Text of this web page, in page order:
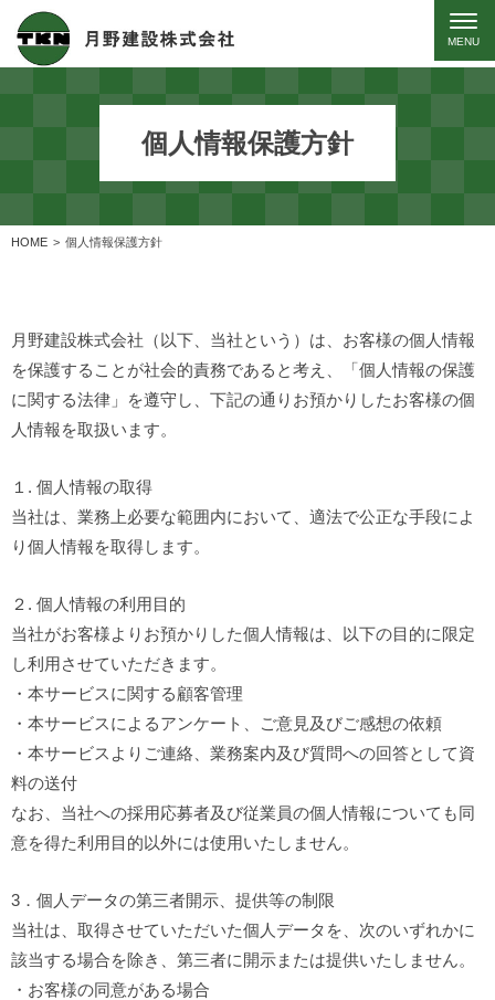
個人情報保護方針
HOME 個人情報保護方針
月野建設株式会社（以下、当社という）は、お客様の個人情報
を保護することが社会的責務であると考え、「個人情報の保護
に関する法律」を遵守し、下記の通りお預かりしたお客様の個
人情報を取扱います。
１. 個人情報の取得
当社は、業務上必要な範囲内において、適法で公正な手段によ
り個人情報を取得します。
２. 個人情報の利用目的
当社がお客様よりお預かりした個人情報は、以下の目的に限定
し利用させていただきます。
・本サービスに関する顧客管理
・本サービスによるアンケート、ご意見及びご感想の依頼
・本サービスよりご連絡、業務案内及び質問への回答として資
料の送付
なお、当社への採用応募者及び従業員の個人情報についても同
意を得た利用目的以外には使用いたしません。
3．個人データの第三者開示、提供等の制限
当社は、取得させていただいた個人データを、次のいずれかに
該当する場合を除き、第三者に開示または提供いたしません。
・お客様の同意がある場合